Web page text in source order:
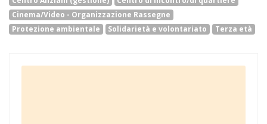
Cinema/Video - Organizzazione Rassegne
Protezione ambientale
Solidarietà e volontariato Terza età